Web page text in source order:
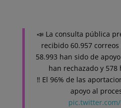
📣 La consulta pública
recibido 60.957
58.993 han sido de
han rechazado y
‼️ El 96% de las
apoyo al